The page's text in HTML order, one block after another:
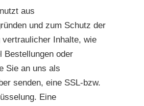
aus
und zum Schutz der
vertraulicher Inhalte, wie
Bestellungen oder
Sie an uns als
senden, eine SSL-bzw.
Eine